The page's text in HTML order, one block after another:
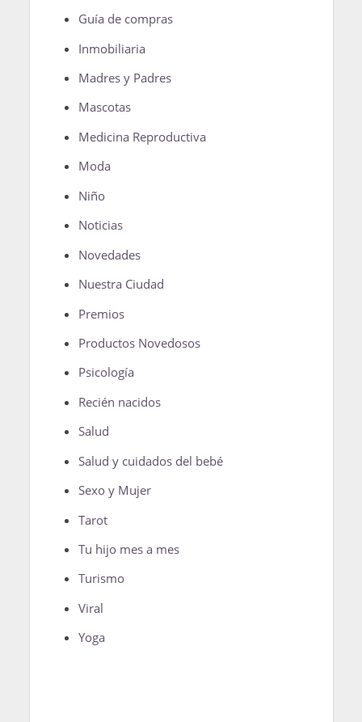
Guía de compras
Inmobiliaria
Madres y Padres
Mascotas
Medicina Reproductiva
Moda
Niño
Noticias
Novedades
Nuestra Ciudad
Premios
Productos Novedosos
Psicología
Recién nacidos
Salud
Salud y cuidados del bebé
Sexo y Mujer
Tarot
Tu hijo mes a mes
Turismo
Viral
Yoga